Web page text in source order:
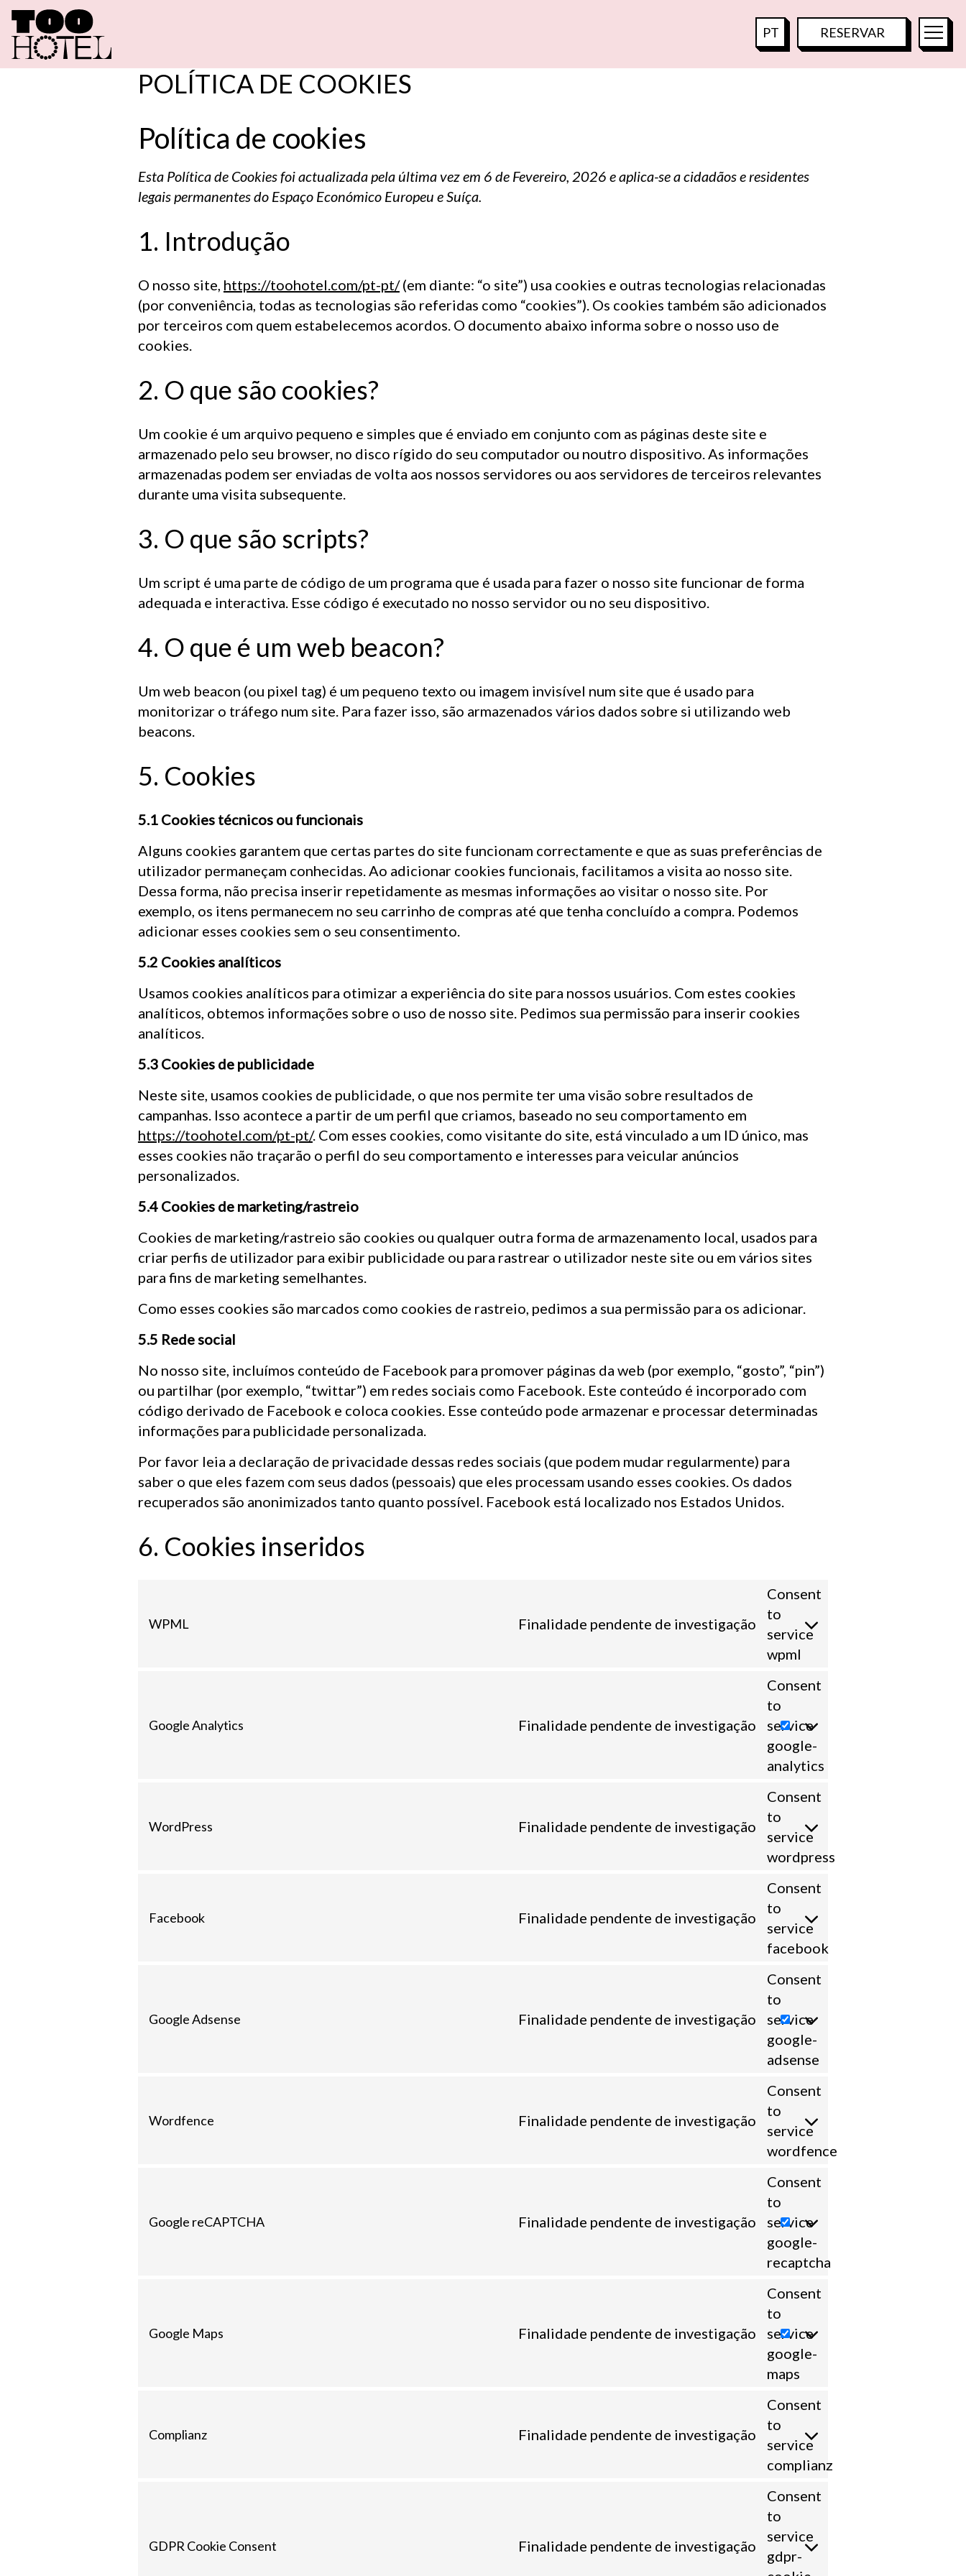
PT
JA
RESERVAR
QUARTOSESUÍTES
ERTASE
ORESTAUR
OTACTACSKYBAR
OCHILL
UNIÕESEEVENTOS
BAIRRO
NTATO
POLÍTICA DE COOKIES
Política de cookies
Esta Política de Cookies foi actualizada pela última vez em 6 de Fevereiro, 2026 e aplica-se a cidadãos e residentes
legais permanentes do Espaço Económico Europeu e Suíça.
1. Introdução
O nosso site, https://toohotel.com/pt-pt/(em diante: “o site”) usa cookies e outras tecnologias relacionadas
(por conveniência, todas as tecnologias são referidas como “cookies”). Os cookies também são adicionados
por terceiros com quem estabelecemos acordos. O documento abaixo informa sobre o nosso uso de
cookies.
2. O que são cookies?
Um cookie é um arquivo pequeno e simples que é enviado em conjunto com as páginas deste site e
armazenado pelo seu browser, no disco rígido do seu computador ou noutro dispositivo. As informações
armazenadas podem ser enviadas de volta aos nossos servidores ou aos servidores de terceiros relevantes
durante uma visita subsequente.
3. O que são scripts?
Um script é uma parte de código de um programa que é usada para fazer o nosso site funcionar de forma
adequada e interactiva. Esse código é executado no nosso servidor ou no seu dispositivo.
4. O que é um web beacon?
Um web beacon (ou pixel tag) é um pequeno texto ou imagem invisível num site que é usado para
monitorizar o tráfego num site. Para fazer isso, são armazenados vários dados sobre si utilizando web
beacons.
5. Cookies
5.1 Cookies técnicos ou funcionais
Alguns cookies garantem que certas partes do site funcionam correctamente e que as suas preferências de
utilizador permaneçam conhecidas. Ao adicionar cookies funcionais, facilitamos a visita ao nosso site.
Dessa forma, não precisa inserir repetidamente as mesmas informações ao visitar o nosso site. Por
exemplo, os itens permanecem no seu carrinho de compras até que tenha concluído a compra. Podemos
adicionar esses cookies sem o seu consentimento.
5.2 Cookies analíticos
Usamos cookies analíticos para otimizar a experiência do site para nossos usuários. Com estes cookies
analíticos, obtemos informações sobre o uso de nosso site. Pedimos sua permissão para inserir cookies
analíticos.
5.3 Cookies de publicidade
Neste site, usamos cookies de publicidade, o que nos permite ter uma visão sobre resultados de
campanhas. Isso acontece a partir de um perfil que criamos, baseado no seu comportamento em
https://toohotel.com/pt-pt/. Com esses cookies, como visitante do site, está vinculado a um ID único, mas
esses cookies não traçarão o perfil do seu comportamento e interesses para veicular anúncios
personalizados.
5.4 Cookies de marketing/rastreio
Cookies de marketing/rastreio são cookies ou qualquer outra forma de armazenamento local, usados para
criar perfis de utilizador para exibir publicidade ou para rastrear o utilizador neste site ou em vários sites
para fins de marketing semelhantes.
Como esses cookies são marcados como cookies de rastreio, pedimos a sua permissão para os adicionar.
5.5 Rede social
No nosso site, incluímos conteúdo de Facebook para promover páginas da web (por exemplo, “gosto”, “pin”)
ou partilhar (por exemplo, “twittar”) em redes sociais como Facebook. Este conteúdo é incorporado com
código derivado de Facebook e coloca cookies. Esse conteúdo pode armazenar e processar determinadas
informações para publicidade personalizada.
Por favor leia a declaração de privacidade dessas redes sociais (que podem mudar regularmente) para
saber o que eles fazem com seus dados (pessoais) que eles processam usando esses cookies. Os dados
recuperados são anonimizados tanto quanto possível. Facebook está localizado nos Estados Unidos.
6. Cookies inseridos
WPML Finalidade pendente de investigação
Consent
to
service
wpml
Google Analytics Finalidade pendente de investigação
Consent
to
service
google-
analytics
WordPress Finalidade pendente de investigação
Consent
to
service
wordpress
Facebook Finalidade pendente de investigação
Consent
to
service
facebook
Google Adsense Finalidade pendente de investigação
Consent
to
service
google-
adsense
Wordfence Finalidade pendente de investigação
Consent
to
service
wordfence
Google reCAPTCHA Finalidade pendente de investigação
Consent
to
service
google-
recaptcha
Google Maps Finalidade pendente de investigação
Consent
to
service
google-
maps
Complianz Finalidade pendente de investigação
Consent
to
service
complianz
GDPR Cookie Consent Finalidade pendente de investigação
Consent
to
service
gdpr-